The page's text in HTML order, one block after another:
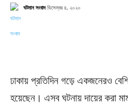
ঘটমান সংবাদ ডিসেম্বর ৪, ২০২০
ঢাকায় প্রতিদিন গড়ে একজনেরও বেশি
হয়েছেন। এসব ঘটনায় দায়ের করা